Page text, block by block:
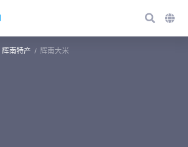
辉南特产 辉南大米